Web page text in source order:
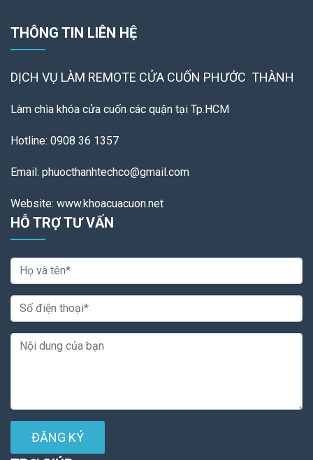
THÔNG TIN LIÊN HỆ
DỊCH VỤ LÀM REMOTE CỬA CUỐN PHƯỚC THÀNH
Làm chìa khóa cửa cuốn các quận tại Tp.HCM
Hotline: 0908 36 1357
Email: phuocthanhtechco@gmail.com
Website: www.khoacuacuon.net
HỖ TRỢ TƯ VẤN
ĐĂNG KÝ